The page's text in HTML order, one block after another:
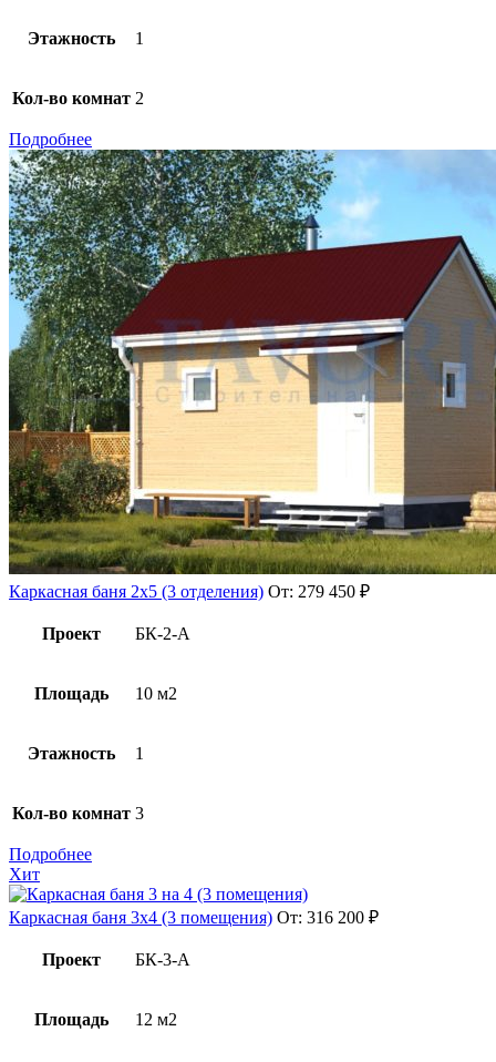
Этажность 1
Кол-во комнат 2
Подробнее
Каркасная баня 2х5 (3 отделения) От: 279 450 ₽
Проект БК-2-А
Площадь 10 м2
Этажность 1
Кол-во комнат 3
Подробнее
Хит
Каркасная баня 3х4 (3 помещения) От: 316 200 ₽
Проект БК-3-А
Площадь 12 м2